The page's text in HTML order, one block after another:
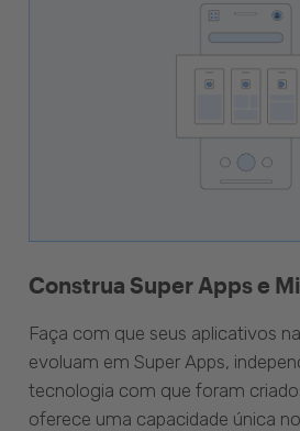
Construa Super Apps e
Faça com que seus aplicativos
evoluam em Super Apps,
tecnologia com que foram
oferece uma capacidade única